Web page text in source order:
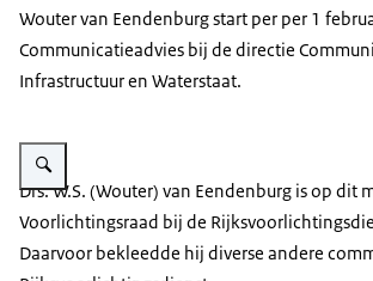
Wouter van Eendenburg start per per 1
Communicatieadvies bij de directie
Infrastructuur en Waterstaat.
Vergroot afbeelding Wouter van Eendenburg
Drs. W.S. (Wouter) van Eendenburg is op
Voorlichtingsraad bij de
Daarvoor bekleedde hij diverse andere